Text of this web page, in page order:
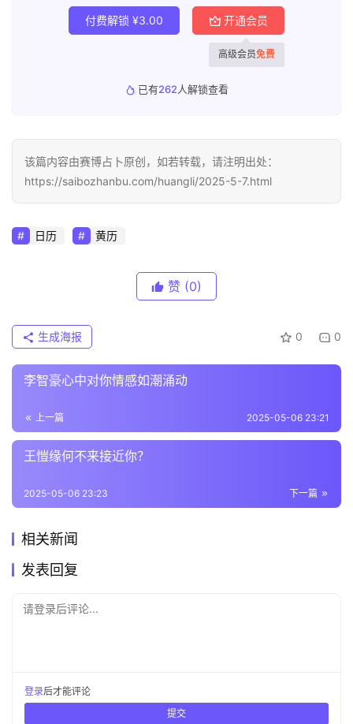
付费解锁 ¥3.00 开通会员
高级会员免费
已有262人解锁查看
该篇内容由赛博占卜原创，如若转载，请注明出处：
https://saibozhanbu.com/huangli/2025-5-7.html
日历 黄历
赞 (0)
0 0
生成海报
李智豪心中对你情感如潮涌动
上一篇 2025-05-06 23:21
王愷缘何不来接近你？
下一篇
2025-05-06 23:23
相关新闻
发表回复
请登录后评论...
登录后才能评论
提交